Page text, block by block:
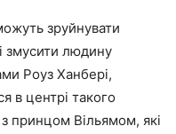
зруйнувати
змусити людину
Роуз Ханбері,
в центрі такого
принцом Вільямом, які